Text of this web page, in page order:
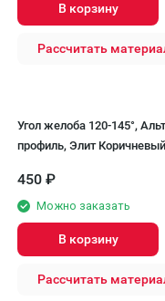
В корзину
Рассчитать
Угол желоба 120-145°,
профиль, Элит Коричневый
450 ₽
Можно заказать
В корзину
Рассчитать